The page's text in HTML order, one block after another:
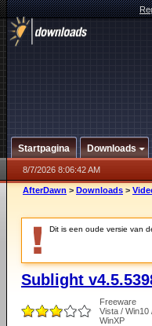
Startpagina Downloads
8/7/2026 8:06:42 AM
AfterDawn > Downloads >
Dit is een oude versie van
Sublight
Freeware
Vista / Win10
WinXP